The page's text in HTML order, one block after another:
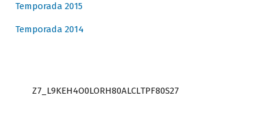
Temporada 2015
Temporada 2014
Z7_L9KEH4O0LORH80ALCLTPF80S27